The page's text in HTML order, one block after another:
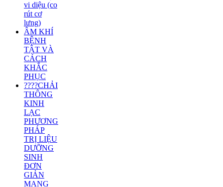
vi diệu (co
rút cơ
lưng)
ÂM KHÍ
BỆNH
TẬT VÀ
CÁCH
KHẮC
PHỤC
????CHẢI
THÔNG
KINH
LẠC
PHƯƠNG
PHÁP
TRỊ LIỆU
DƯỠNG
SINH
ĐƠN
GIẢN
MANG